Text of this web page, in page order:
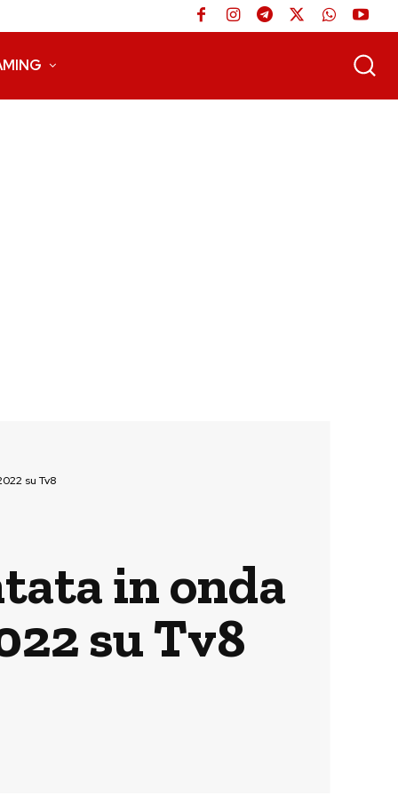
su Tv8
in onda
su Tv8